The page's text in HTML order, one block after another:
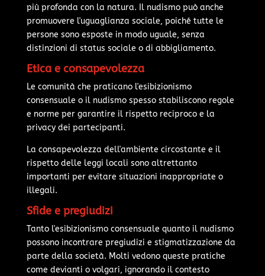
più profonda con la natura. Il nudismo può anche
promuovere l'uguaglianza sociale, poiché tutte le
persone sono esposte in modo uguale, senza
distinzioni di status sociale o di abbigliamento.
Etica e consapevolezza
Le comunità che praticano l'esibizionismo
consensuale o il nudismo spesso stabiliscono regole
e norme per garantire il rispetto reciproco e la
privacy dei partecipanti.
La consapevolezza dell'ambiente circostante e il
rispetto delle leggi locali sono altrettanto
importanti per evitare situazioni inappropriate o
illegali.
Sfide e pregiudizi
Tanto l'esibizionismo consensuale quanto il nudismo
possono incontrare pregiudizi e stigmatizzazione da
parte della società. Molti vedono queste pratiche
come devianti o volgari, ignorando il contesto